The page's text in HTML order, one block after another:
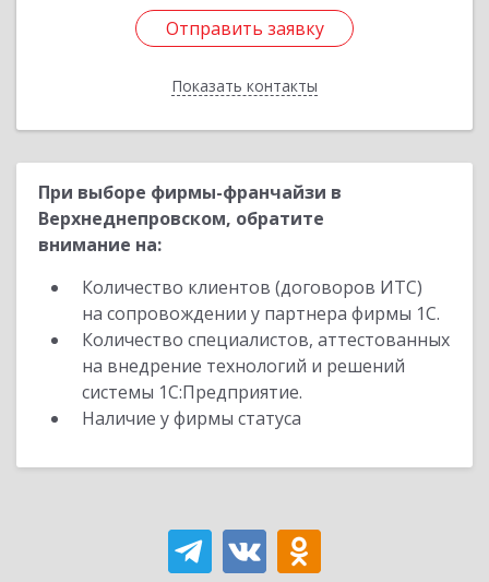
Отправить заявку
Показать контакты
Отправить заявку
Назад
При выборе фирмы-франчайзи в
Верхнеднепровском, обратите
внимание на:
Количество клиентов (договоров ИТС)
на сопровождении у партнера фирмы 1С.
Количество специалистов, аттестованных
на внедрение технологий и решений
системы 1С:Предприятие.
Наличие у фирмы статуса